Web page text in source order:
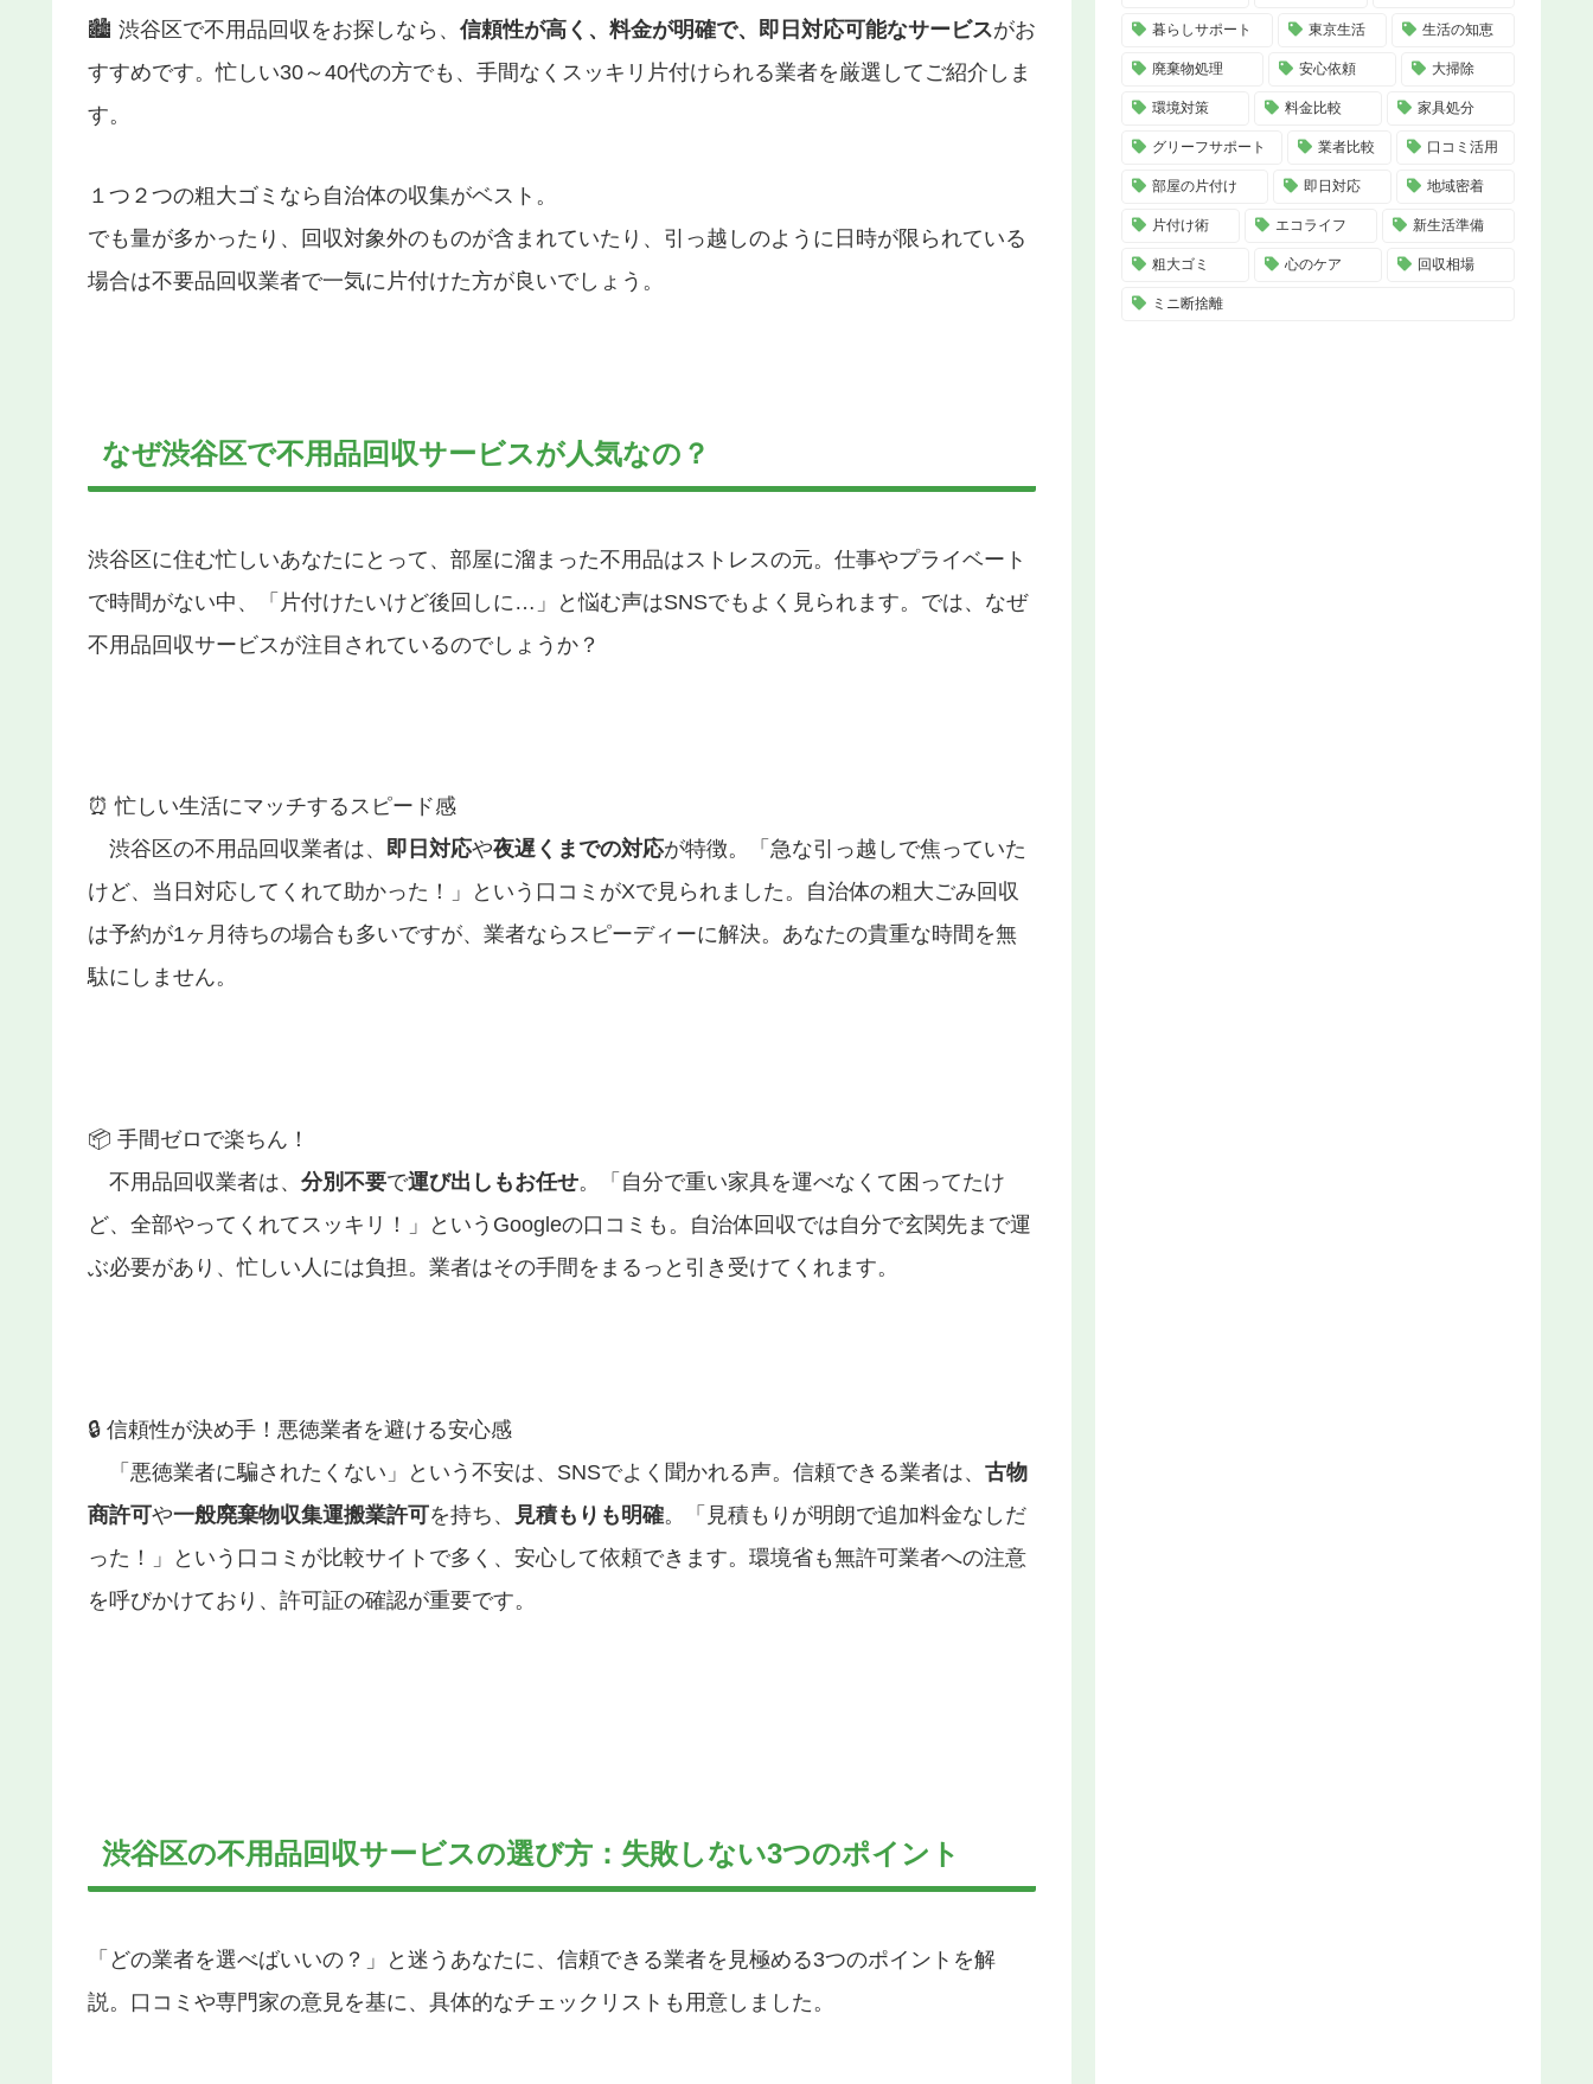
🏙️ 渋谷区で不用品回収をお探しなら、 信頼性が高く、料金が明確で、即日対応可能なサービスがお
すすめです。忙しい30～40代の方でも、手間なくスッキリ片付けられる業者を厳選してご紹介しま
す。
１つ２つの粗大ゴミなら自治体の収集がベスト。
でも量が多かったり、回収対象外のものが含まれていたり、引っ越しのように日時が限られている
場合は不要品回収業者で一気に片付けた方が良いでしょう。
なぜ渋谷区で不用品回収サービスが人気なの？
渋谷区に住む忙しいあなたにとって、部屋に溜まった不用品はストレスの元。仕事やプライベート
で時間がない中、「片付けたいけど後回しに…」と悩む声はSNSでもよく見られます。では、なぜ
不用品回収サービスが注目されているのでしょうか？
⏰ 忙しい生活にマッチするスピード感
渋谷区の不用品回収業者は、 即日対応や夜遅くまでの対応が特徴。「急な引っ越しで焦っていた
けど、当日対応してくれて助かった！」という口コミがXで見られました。自治体の粗大ごみ回収
は予約が1ヶ月待ちの場合も多いですが、業者ならスピーディーに解決。あなたの貴重な時間を無
駄にしません。
📦 手間ゼロで楽ちん！
不用品回収業者は、 分別不要で運び出しもお任せ。「自分で重い家具を運べなくて困ってたけ
ど、全部やってくれてスッキリ！」というGoogleの口コミも。自治体回収では自分で玄関先まで運
ぶ必要があり、忙しい人には負担。業者はその手間をまるっと引き受けてくれます。
🔒 信頼性が決め手！悪徳業者を避ける安心感
「悪徳業者に騙されたくない」という不安は、SNSでよく聞かれる声。信頼できる業者は、 古物
商許可や一般廃棄物収集運搬業許可を持ち、 見積もりも明確。「見積もりが明朗で追加料金なしだ
った！」という口コミが比較サイトで多く、安心して依頼できます。環境省も無許可業者への注意
を呼びかけており、許可証の確認が重要です。
渋谷区の不用品回収サービスの選び方：失敗しない3つのポイント
「どの業者を選べばいいの？」と迷うあなたに、信頼できる業者を見極める3つのポイントを解
説。口コミや専門家の意見を基に、具体的なチェックリストも用意しました。
暮らしサポート 東京生活 生活の知恵
廃棄物処理 安心依頼 大掃除
環境対策 料金比較 家具処分
グリーフサポート 業者比較 口コミ活用
部屋の片付け 即日対応 地域密着
片付け術 エコライフ 新生活準備
粗大ゴミ 心のケア 回収相場
ミニ断捨離